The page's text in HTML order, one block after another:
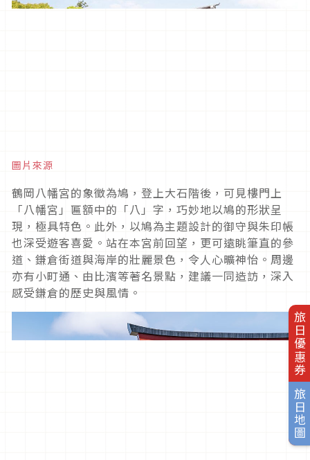
旅日優惠券
旅日地圖
圖片來源
鶴岡八幡宮的象徵為鳩，登上大石階後，可見樓門上
「八幡宮」匾額中的「八」字，巧妙地以鳩的形狀呈
現，極具特色。此外，以鳩為主題設計的御守與朱印帳
也深受遊客喜愛。站在本宮前回望，更可遠眺筆直的參
道、鎌倉街道與海岸的壯麗景色，令人心曠神怡。周邊
亦有小町通、由比濱等著名景點，建議一同造訪，深入
感受鎌倉的歷史與風情。